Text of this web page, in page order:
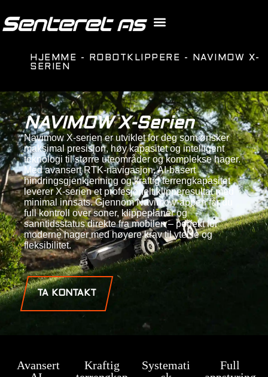
HJEMME - ROBOTKLIPPERE -
NAVIMOW X-
SERIEN
NAVIMOW X-Serien
Navimow X-serien er utviklet for deg som ønsker
maksimal presisjon, høy kapasitet og intelligent
teknologi til større uteområder og komplekse hager.
Med avansert RTK-navigasjon, AI-basert
hindringsgjenkjenning og kraftig terrengkapasitet
leverer X-serien et profesjonelt klipperesultat med
minimal innsats. Gjennom Navimow-appen får du
full kontroll over soner, klippeplaner og
sanntidsstatus direkte fra mobilen – perfekt for
moderne hager med høyere krav til ytelse og
fleksibilitet.
TA KONTAKT
Avansert
Kraftig
Systemati
Full